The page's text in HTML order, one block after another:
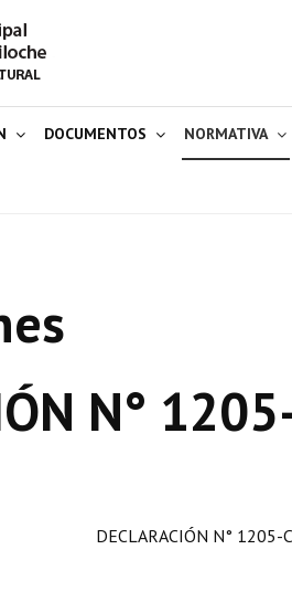
DOCUMENTOS NORMATIVA
N°
DECLARACIÓN N° 1205-